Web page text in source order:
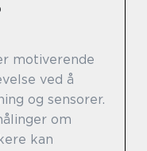
motiverende
ved å
og sensorer.
om
kan